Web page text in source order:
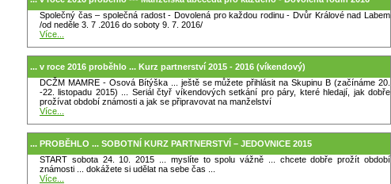
Společný čas – společná radost - Dovolená pro každou rodinu - Dvůr Králové nad Labem
/od neděle 3. 7 .2016 do soboty 9. 7. 2016/
Více...
... v roce 2016 proběhlo ... Kurz partnerství 2015 - 2016 (víkendový)
DCŽM MAMRE - Osová Bítýška ... ještě se můžete přihlásit na Skupinu B (začínáme 20.
-22. listopadu 2015) ... Seriál čtyř víkendových setkání pro páry, které hledají, jak dobře
prožívat období známosti a jak se připravovat na manželství
Více...
... PROBĚHLO ... SOBOTNÍ KURZ PARTNERSTVÍ – JEDOVNICE 2015
START sobota 24. 10. 2015 ... myslíte to spolu vážně ... chcete dobře prožít období
známosti ... dokážete si udělat na sebe čas ...
Více...